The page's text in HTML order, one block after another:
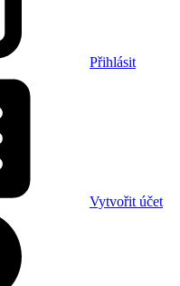
Přihlásit
Vytvořit účet